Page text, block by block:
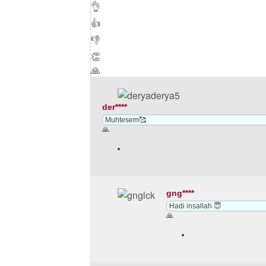
👌
👍
👎
👏
🙏
der****
Muhtesem🥰
🙏
gng****
Hadi insallah 😇
🙏